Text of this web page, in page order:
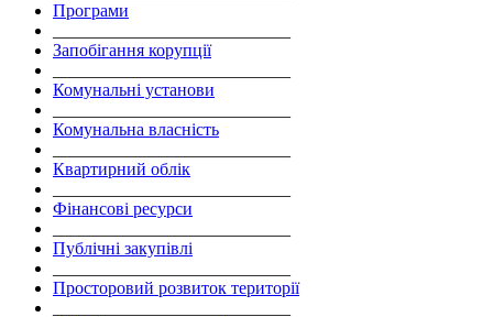
Програми
Запобігання корупції
Комунальні установи
Комунальна власність
Квартирний облік
Фінансові ресурси
Публічні закупівлі
Просторовий розвиток території